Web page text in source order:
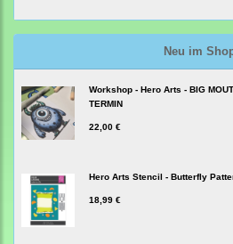
Neu im
Workshop - Hero Arts - BIG
TERMIN
22,00 €
Hero Arts Stencil - Butterfly
18,99 €